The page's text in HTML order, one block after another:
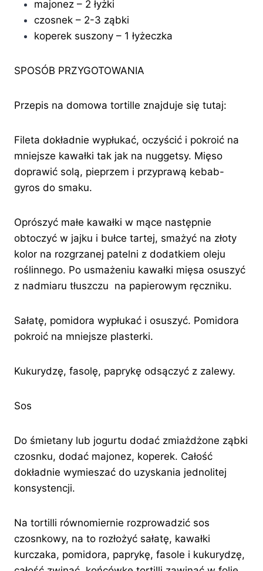
majonez – 2 łyżki
czosnek – 2-3 ząbki
koperek suszony – 1 łyżeczka
SPOSÓB PRZYGOTOWANIA
Przepis na domowa tortille znajduje się tutaj:
Fileta dokładnie wypłukać, oczyścić i pokroić na
mniejsze kawałki tak jak na nuggetsy. Mięso
doprawić solą, pieprzem i przyprawą kebab-
gyros do smaku.
Oprószyć małe kawałki w mące następnie
obtoczyć w jajku i bułce tartej, smażyć na złoty
kolor na rozgrzanej patelni z dodatkiem oleju
roślinnego. Po usmażeniu kawałki mięsa osuszyć
z nadmiaru tłuszczu na papierowym ręczniku.
Sałatę, pomidora wypłukać i osuszyć. Pomidora
pokroić na mniejsze plasterki.
Kukurydzę, fasolę, paprykę odsączyć z zalewy.
Sos
Do śmietany lub jogurtu dodać zmiażdżone ząbki
czosnku, dodać majonez, koperek. Całość
dokładnie wymieszać do uzyskania jednolitej
konsystencji.
Na tortilli równomiernie rozprowadzić sos
czosnkowy, na to rozłożyć sałatę, kawałki
kurczaka, pomidora, paprykę, fasole i kukurydzę,